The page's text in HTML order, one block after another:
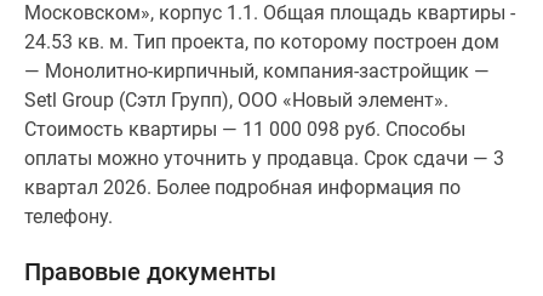
Московском», корпус 1.1. Общая площадь квартиры -
24.53 кв. м. Тип проекта, по которому построен дом
— Монолитно-кирпичный, компания-застройщик —
Setl Group (Сэтл Групп), ООО «Новый элемент».
Стоимость квартиры — 11 000 098 руб. Способы
оплаты можно уточнить у продавца. Срок сдачи — 3
квартал 2026. Более подробная информация по
телефону.
Правовые документы